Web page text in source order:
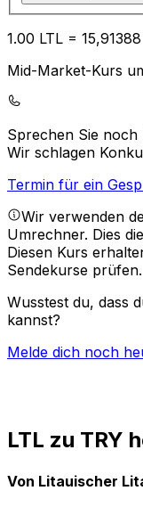
1.00 LTL = 15,91388
Mid-Market-Kurs
Sprechen Sie noch
Wir schlagen
Termin für ein
Wir verwenden
Umrechner. Dies
Diesen Kurs
Sendekurse prüfen.
Wusstest du, dass
kannst?
Melde dich noch
LTL zu TRY
Von Litauischer